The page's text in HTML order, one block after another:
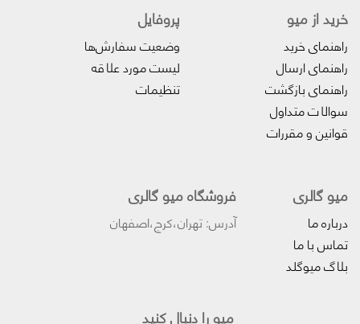
خرید از میو
راهنمای خرید
راهنمای ارسال
راهنمای بازگشت
سوالات متداول
قوانین و مقررات
پروفایل‌
وضعیت سفارش‌ها
لیست مورد علاقه
تنظیمات
میو گالری
درباره ما
تماس با ما
بلاگ میوگلد
فروشگاه میو گالری
آدرس: تهران،کرج،اصفهان
میو را دنبال کنید